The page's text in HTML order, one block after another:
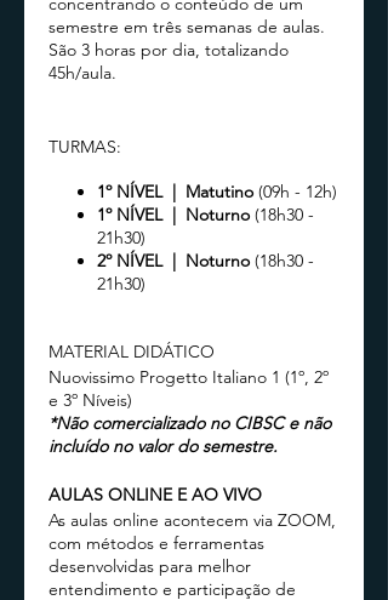
semestre em três semanas de aulas.
São 3 horas por dia, totalizando
45h/aula.
TURMAS:
1º NÍVEL | Matutino (09h - 12h)
1º NÍVEL | Noturno (18h30 -
21h30)
2º NÍVEL | Noturno (18h30 -
21h30)
MATERIAL DIDÁTICO
Nuovissimo Progetto Italiano 1 (1º, 2º
e 3º Níveis)
*Não comercializado no CIBSC e não
incluído no valor do semestre.
AULAS ONLINE E AO VIVO
As aulas online acontecem via ZOOM,
com métodos e ferramentas
desenvolvidas para melhor
entendimento e participação de